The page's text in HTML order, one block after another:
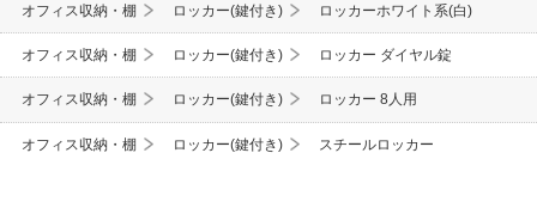
オフィス収納・棚 ロッカー(鍵付き) ロッカーホワイト系(白)
オフィス収納・棚 ロッカー(鍵付き) ロッカー ダイヤル錠
オフィス収納・棚 ロッカー(鍵付き) ロッカー 8人用
オフィス収納・棚 ロッカー(鍵付き) スチールロッカー